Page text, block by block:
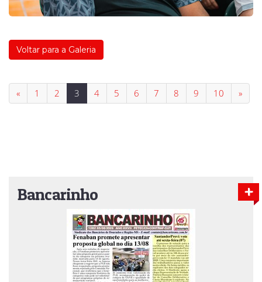
Voltar para a Galeria
« 1 2 3 4 5 6 7 8 9 10 »
Bancarinho